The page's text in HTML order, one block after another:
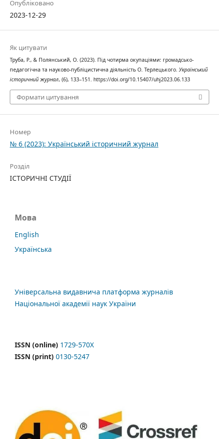
Опубліковано
2023-12-29
Як цитувати
Труба, Р., & Полянський, О. (2023). Під чотирма окупаціями: громадсько-
педагогічна та науково-публіцистична діяльність О. Терлецького. Український
історичний журнал, (6), 133–151. https://doi.org/10.15407/uhj2023.06.133
Формати цитування
Номер
№ 6 (2023): Український історичний журнал
Розділ
ІСТОРИЧНІ СТУДІЇ
Мова
English
Українська
Універсальна видавнича платформа журналів
Національної академії наук України
ISSN (online) 1729-570X
ISSN (print) 0130-5247